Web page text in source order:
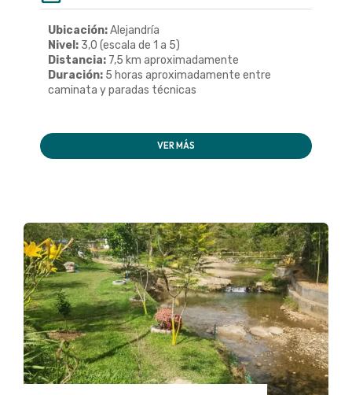
Ubicación:Alejandría
Nivel: 3,0 (escala de 1 a 5)
Distancia: 7,5 km aproximadamente
Duración: 5 horas aproximadamente entre
caminata y paradas técnicas
VER MÁS